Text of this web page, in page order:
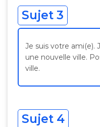
Sujet 3
Je suis votre ami(e).
une nouvelle ville.
ville.
Sujet 4